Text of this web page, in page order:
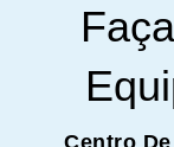
Centro